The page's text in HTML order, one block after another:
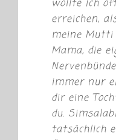
wollte ich
erreichen,
meine Mutti
Mama, die
immer nur
dir eine
du.
tatsächlich